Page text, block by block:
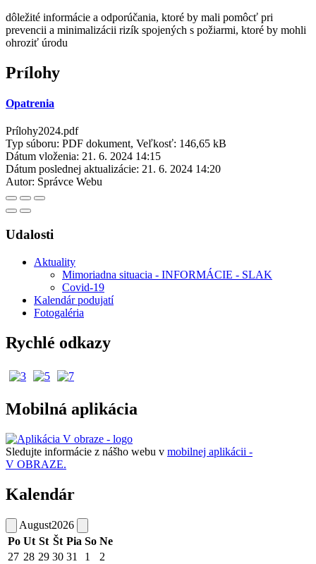
dôležité informácie a odporúčania, ktoré by mali pomôcť pri
prevencii a minimalizácii rizík spojených s požiarmi, ktoré by mohli
ohroziť úrodu
Prílohy
Opatrenia
Prílohy2024.pdf
Typ súboru: PDF dokument, Veľkosť: 146,65 kB
Dátum vloženia: 21. 6. 2024 14:15
Dátum poslednej aktualizácie: 21. 6. 2024 14:20
Autor: Správce Webu
Udalosti
Aktuality
Mimoriadna situacia - INFORMÁCIE - SLAK
Covid-19
Kalendár podujatí
Fotogaléria
Rychlé odkazy
Mobilná aplikácia
Sledujte informácie z nášho webu v mobilnej aplikácii -
V OBRAZE.
Kalendár
August2026
Po Ut St Št Pia So Ne
27 28 29 30 31 1
2